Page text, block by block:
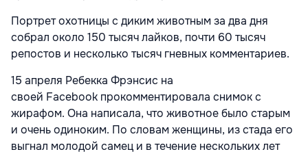
Портрет охотницы с диким животным за два дня
собрал около 150 тысяч лайков, почти 60 тысяч
репостов и несколько тысяч гневных комментариев.
15 апреля Ребекка Фрэнсис на
своей Facebook прокомментировала снимок с
жирафом. Она написала, что животное было старым
и очень одиноким. По словам женщины, из стада его
выгнал молодой самец и в течение нескольких лет